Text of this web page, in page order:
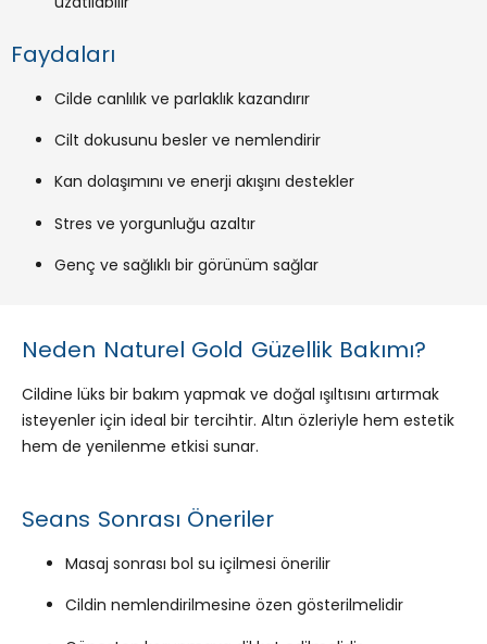
Faydaları
Cilde canlılık ve parlaklık kazandırır
Cilt dokusunu besler ve nemlendirir
Kan dolaşımını ve enerji akışını destekler
Stres ve yorgunluğu azaltır
Genç ve sağlıklı bir görünüm sağlar
Neden Naturel Gold Güzellik Bakımı?
Cildine lüks bir bakım yapmak ve doğal ışıltısını artırmak
isteyenler için ideal bir tercihtir. Altın özleriyle hem estetik
hem de yenilenme etkisi sunar.
Seans Sonrası Öneriler
Masaj sonrası bol su içilmesi önerilir
Cildin nemlendirilmesine özen gösterilmelidir